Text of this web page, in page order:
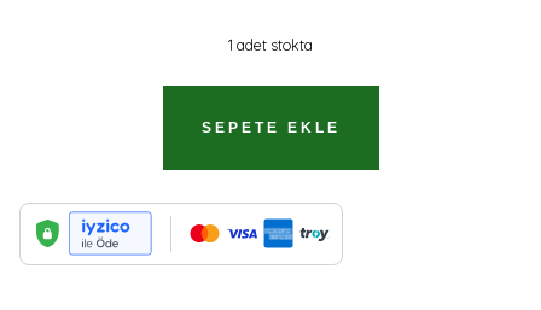
1 adet stokta
CESURDUR//KARGO
ÜCRETSIZDIR.
ADET
SEPETE EKLE